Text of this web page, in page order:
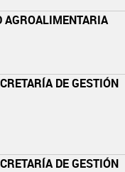
AGROALIMENTARIA
DE GESTIÓN
DE GESTIÓN